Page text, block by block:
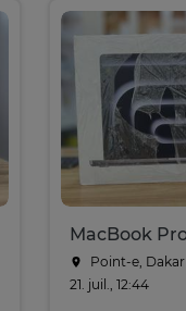
Point-e, Dakar
21. juil., 12:44